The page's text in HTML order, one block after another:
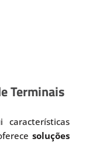
Terminais
características
soluções